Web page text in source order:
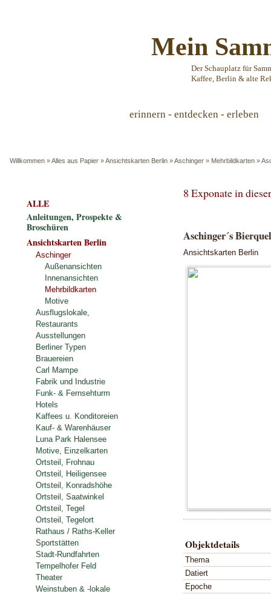
Mein
Der Schauplatz für
Kaffee, Berlin & alte
erinnern - entdecken - erleben
Willkommen »Alles aus Papier »Ansichtskarten Berlin »Aschinger » Mehrbildkarten »
8 Exponate in
Aschinger´s
Ansichtskarten Berlin
Objektdetails
Thema
Datiert
Epoche
ALLE
Anleitungen, Prospekte &
Broschüren
Ansichtskarten Berlin
Aschinger
Außenansichten
Innenansichten
Mehrbildkarten
Motive
Ausflugslokale,
Restaurants
Ausstellungen
Berliner Typen
Brauereien
Carl Mampe
Fabrik und Industrie
Funk- & Fernsehturm
Hotels
Kaffees u. Konditoreien
Kauf- & Warenhäuser
Luna Park Halensee
Motive, Einzelkarten
Ortsteil, Frohnau
Ortsteil, Heiligensee
Ortsteil, Konradshöhe
Ortsteil, Saatwinkel
Ortsteil, Tegel
Ortsteil, Tegelort
Rathaus / Raths-Keller
Sportstätten
Stadt-Rundfahrten
Tempelhofer Feld
Theater
Weinstuben & -lokale